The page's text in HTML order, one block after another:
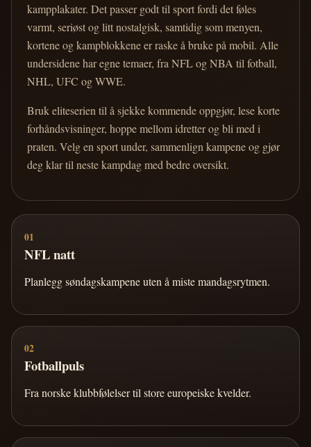
kampplakater. Det passer godt til sport fordi det føles
varmt, seriøst og litt nostalgisk, samtidig som menyen,
kortene og kampblokkene er raske å bruke på mobil. Alle
undersidene har egne temaer, fra NFL og NBA til fotball,
NHL, UFC og WWE.
Bruk eliteserien til å sjekke kommende oppgjør, lese korte
forhåndsvisninger, hoppe mellom idretter og bli med i
praten. Velg en sport under, sammenlign kampene og gjør
deg klar til neste kampdag med bedre oversikt.
01
NFL natt
Planlegg søndagskampene uten å miste mandagsrytmen.
02
Fotballpuls
Fra norske klubbfølelser til store europeiske kvelder.